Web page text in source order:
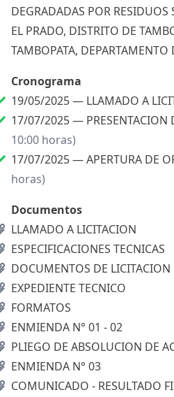
DEGRADADAS POR RESIDUOS
EL PRADO, DISTRITO DE
TAMBOPATA,
Cronograma
19/05/2025 — LLAMADO A
17/07/2025 — PRESENTACION
10:00 horas)
17/07/2025 —APERTURA DE
horas)
Documentos
LLAMADO A LICITACION
ESPECIFICACIONES TECNICAS
DOCUMENTOS DE LICITACION
EXPEDIENTE TECNICO
FORMATOS
ENMIENDA N° 01 - 02
PLIEGO DE ABSOLUCION DE
ENMIENDA N° 03
COMUNICADO - RESULTADO